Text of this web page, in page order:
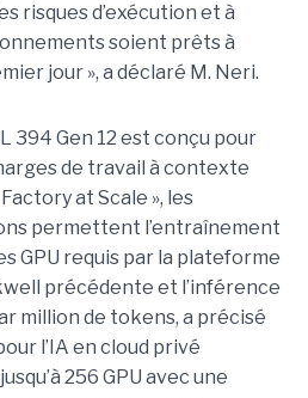
risques d’exécution et à
soient prêts à
jour », a déclaré M. Neri.
394 Gen 12 est conçu pour
de travail à contexte
at Scale », les
permettent l’entraînement
GPU requis par la plateforme
précédente et l’inférence
million de tokens, a précisé
l’IA en cloud privé
256 GPU avec une